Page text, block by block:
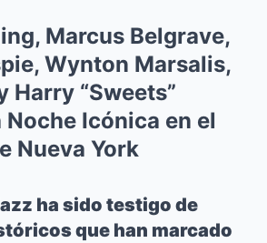
Marcus Belgrave,
Wynton Marsalis,
Harry “Sweets”
Noche Icónica en el
Nueva York
ha sido testigo de
que han marcado